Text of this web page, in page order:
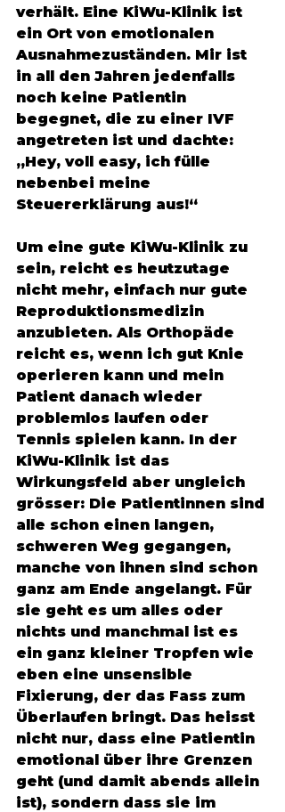
verhält. Eine KiWu-Klinik ist
ein Ort von emotionalen
Ausnahmezuständen. Mir ist
in all den Jahren jedenfalls
noch keine Patientin
begegnet, die zu einer IVF
angetreten ist und dachte:
„Hey, voll easy, ich fülle
nebenbei meine
Steuererklärung aus!“
Um eine gute KiWu-Klinik zu
sein, reicht es heutzutage
nicht mehr, einfach nur gute
Reproduktionsmedizin
anzubieten. Als Orthopäde
reicht es, wenn ich gut Knie
operieren kann und mein
Patient danach wieder
problemlos laufen oder
Tennis spielen kann. In der
KiWu-Klinik ist das
Wirkungsfeld aber ungleich
grösser: Die Patientinnen sind
alle schon einen langen,
schweren Weg gegangen,
manche von ihnen sind schon
ganz am Ende angelangt. Für
sie geht es um alles oder
nichts und manchmal ist es
ein ganz kleiner Tropfen wie
eben eine unsensible
Fixierung, der das Fass zum
Überlaufen bringt. Das heisst
nicht nur, dass eine Patientin
emotional über ihre Grenzen
geht (und damit abends allein
ist), sondern dass sie im